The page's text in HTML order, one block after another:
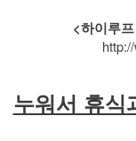
<하이루
누워서 휴식